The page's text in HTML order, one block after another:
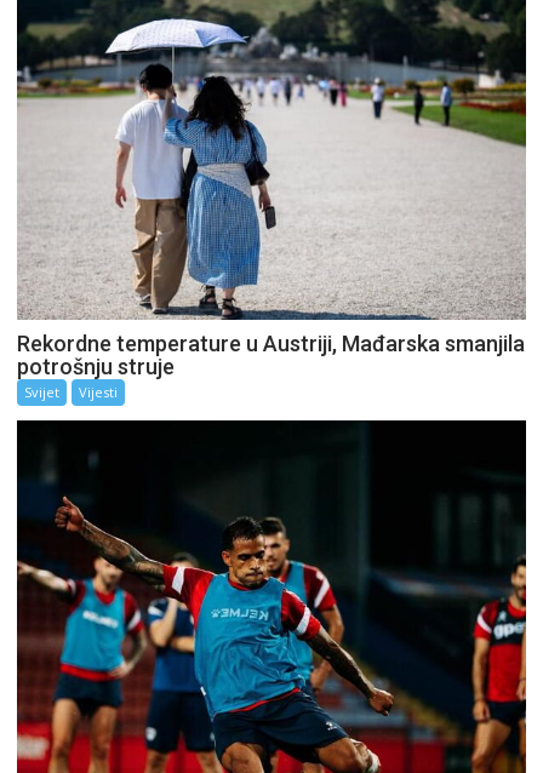
Rekordne temperature u Austriji, Mađarska smanjila
potrošnju struje
Svijet Vijesti